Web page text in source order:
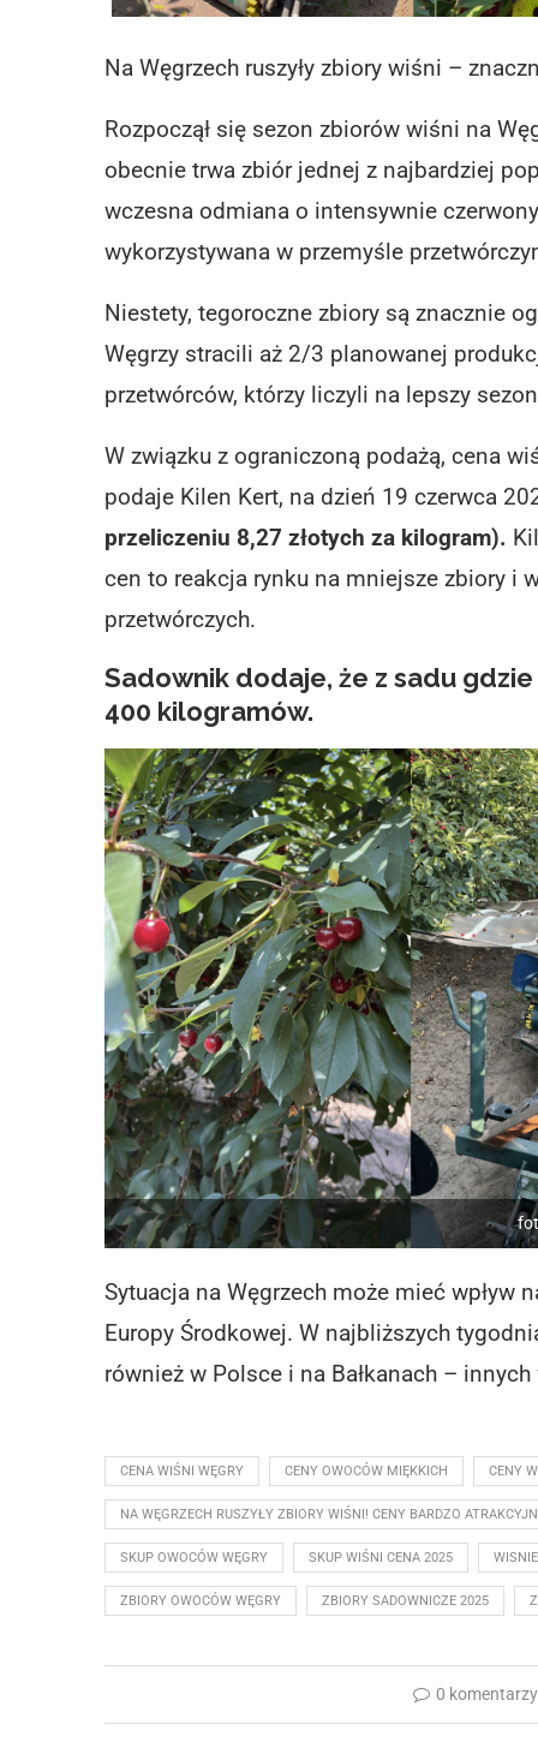
Na Węgrzech ruszyły zbiory wiśni –
Rozpoczął się sezon zbiorów wiśni na
obecnie trwa zbiór jednej z najbardziej
wczesna odmiana o intensywnie
wykorzystywana w przemyśle
Niestety, tegoroczne zbiory są znacznie
Węgrzy stracili aż 2/3 planowanej
przetwórców, którzy liczyli na lepszy
W związku z ograniczoną podażą, cena
podaje Kilen Kert, na dzień 19 czerwca
przeliczeniu 8,27 złotych za kilogram).
cen to reakcja rynku na mniejsze zbiory i
przetwórczych.
Sadownik dodaje, że z sadu
400 kilogramów.
Sytuacja na Węgrzech może mieć wpływ
Europy Środkowej. W najbliższych
również w Polsce i na Bałkanach –
CENA WIŚNI WĘGRY CENY OWOCÓW MIĘKKICH CENY
NA WĘGRZECH RUSZYŁY ZBIORY WIŚNI! CENY BARDZO
SKUP OWOCÓW WĘGRY SKUP WIŚNI CENA 2025
ZBIORY OWOCÓW WĘGRY ZBIORY SADOWNICZE 2025
0 komentarzy